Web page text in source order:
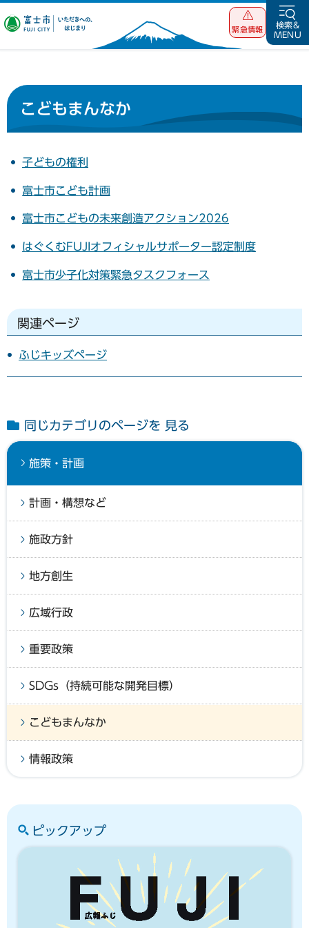
富士市 いただ
緊急情報
検索&
MENU
こどもまんなか
子どもの権利
富士市こども計画
富士市こどもの未来創造アクション2026
はぐくむFUJIオフィシャルサポーター認定制度
富士市少子化対策緊急タスクフォース
関連ページ
ふじキッズページ
同じカテゴリのページを 見る
施策・計画
計画・構想など
施政方針
地方創生
広域行政
重要政策
SDGs（持続可能な開発目標）
こどもまんなか
情報政策
ピックアップ